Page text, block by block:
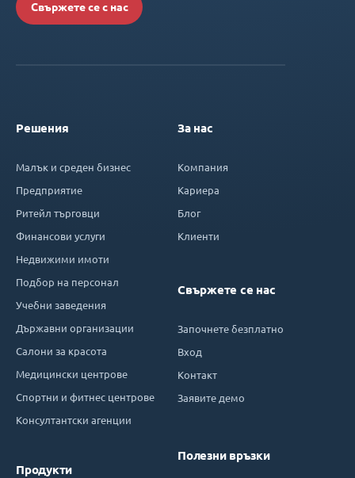
Свържете се с нас
Решения
Малък и среден бизнес
Предприятие
Ритейл търговци
Финансови услуги
Недвижими имоти
Подбор на персонал
Учебни заведения
Държавни организации
Салони за красота
Медицински центрове
Спортни и фитнес центрове
Консултантски агенции
Продукти
За нас
Компания
Кариера
Блог
Клиенти
Свържете се нас
Започнете безплатно
Вход
Контакт
Заявите демо
Полезни връзки